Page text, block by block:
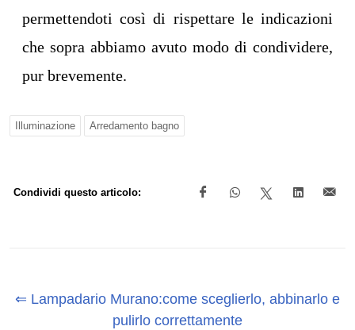
permettendoti così di rispettare le indicazioni
che sopra abbiamo avuto modo di condividere,
pur brevemente.
Illuminazione Arredamento bagno
Condividi questo articolo:
⇐ Lampadario Murano:come sceglierlo, abbinarlo e
pulirlo correttamente